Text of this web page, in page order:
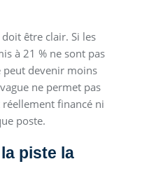
doit être clair. Si les
à 21 % ne sont pas
peut devenir moins
ne permet pas
financé ni
poste.
piste la